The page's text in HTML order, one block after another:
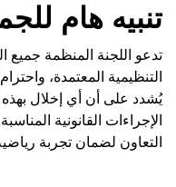
تنبيه هام
تدعو اللجنة المنظمة جميع
التنظيمية المعتمدة،
يُشدد على أن أي إخلال بهذه
الإجراءات القانونية
التعاون لضمان تجربة